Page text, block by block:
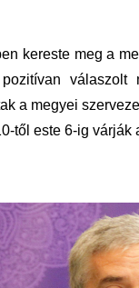
kereste meg a
a megyei
től este 6-ig várják